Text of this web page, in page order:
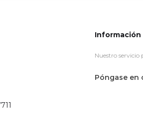
Información
Nuestro servicio
Póngase